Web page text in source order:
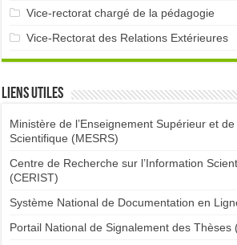
Vice-rectorat chargé de la pédagogie
Vice-Rectorat des Relations Extérieures
Liens utiles
Ministère de l’Enseignement Supérieur et
Scientifique (MESRS)
Centre de Recherche sur l’Information
(CERIST)
Système National de Documentation en
Portail National de Signalement des Thèses